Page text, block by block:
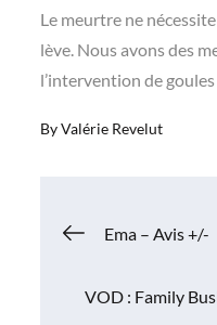
Le meurtre ne
lève. Nous avons des
l’intervention de
ByValérie Revelut
Navigation
de
Ema – Avis +/-
VOD : Family